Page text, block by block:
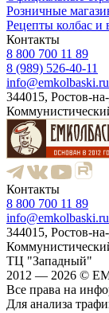
Розничные
Рецепты колбас и
Контакты
8 800 700 11 89
8 (989) 526-40-11
info@emkolbaski.ru
344015, Ростов-
Контакты
8 800 700 11 89
info@emkolbaski.ru
344015, Ростов-
ТЦ "Западный"
2012 — 2026 ©
Все права на
Для анализа